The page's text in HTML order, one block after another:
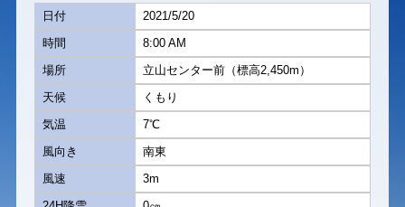
日付
2021/5/20
時間
8:00 AM
場所
立山センター前（標高2,450m）
天候
くもり
気温
7℃
風向き
南東
風速
3m